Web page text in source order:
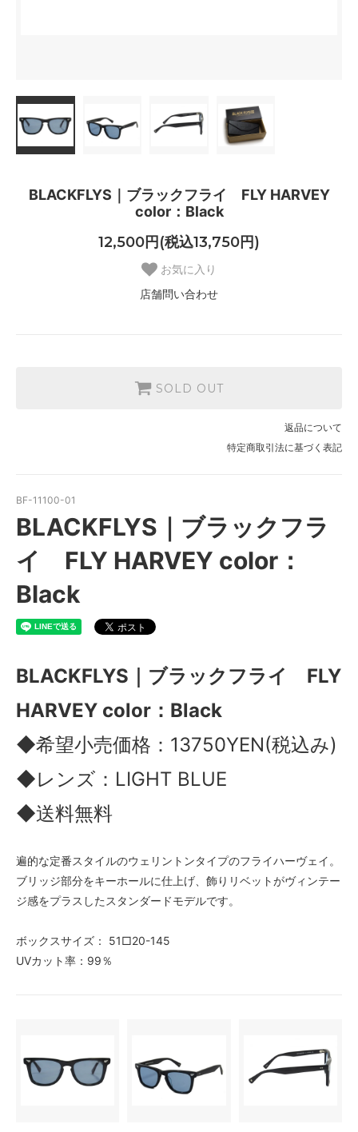
BLACKFLYS｜ブラックフライ FLY HARVEY
color：Black
12,500円(税込13,750円)
お気に入り
店舗問い合わせ
SOLD OUT
返品について
特定商取引法に基づく表記
BF-11100-01
BLACKFLYS｜ブラックフラ
イ FLY HARVEY color：
Black
BLACKFLYS｜ブラックフライ FLY
HARVEY color：Black
◆希望小売価格：13750YEN(税込み)
◆レンズ：LIGHT BLUE
◆送料無料
遍的な定番スタイルのウェリントンタイプのフライハーヴェイ。
ブリッジ部分をキーホールに仕上げ、飾りリベットがヴィンテー
ジ感をプラスしたスタンダードモデルです。
ボックスサイズ： 51□20-145
UVカット率：99％